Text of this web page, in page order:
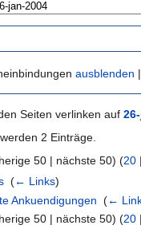
ausblenden
Seiten verlinken auf
2 Einträge.
50 | nächste 50) (20 |
‎(← Links)
Ankuendigungen ‎(←
50 | nächste 50) (20 |